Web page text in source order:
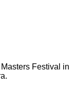
Festival in